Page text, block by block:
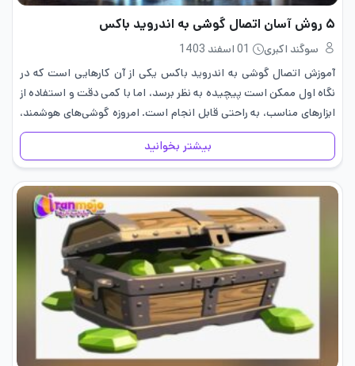
۵ روش آسان اتصال گوشی به اندروید باکس
سوگند اکبری
01 اسفند 1403
آموزش اتصال گوشی به اندروید باکس یکی از آن کارهایی است که در
نگاه اول ممکن است پیچیده به نظر برسد، اما با کمی دقت و استفاده از
ابزارهای مناسب، به راحتی قابل انجام است. امروزه گوشی‌های هوشمند،
به بخش…
بیشتر بخوانید